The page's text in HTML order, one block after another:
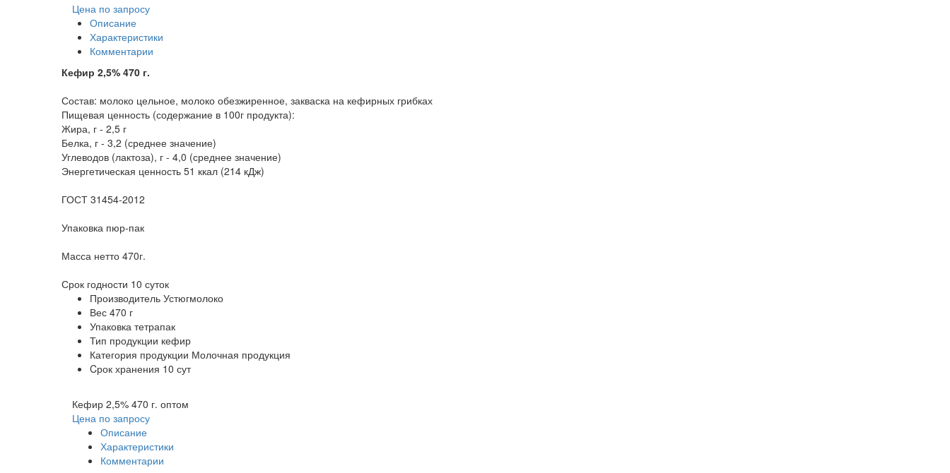
Цена по запросу
Описание
Характеристики
Комментарии
Кефир 2,5% 470 г.
Состав: молоко цельное, молоко обезжиренное, закваска на кефирных грибках
Пищевая ценность (содержание в 100г продукта):
Жира, г - 2,5 г
Белка, г - 3,2 (среднее значение)
Углеводов (лактоза), г - 4,0 (среднее значение)
Энергетическая ценность 51 ккал (214 кДж)
ГОСТ 31454-2012
Упаковка пюр-пак
Масса нетто 470г.
Срок годности 10 суток
Производитель Устюгмолоко
Вес 470 г
Упаковка тетрапак
Тип продукции кефир
Категория продукции Молочная продукция
Cрок хранения 10 сут
Кефир 2,5% 470 г. оптом
Цена по запросу
Описание
Характеристики
Комментарии